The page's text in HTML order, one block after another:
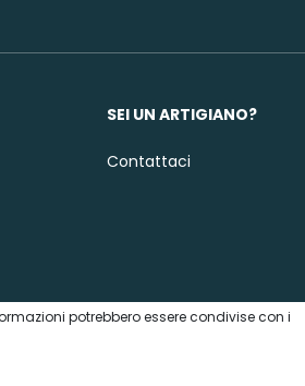
SEI UN ARTIGIANO?
Contattaci
potrebbero essere condivise con i